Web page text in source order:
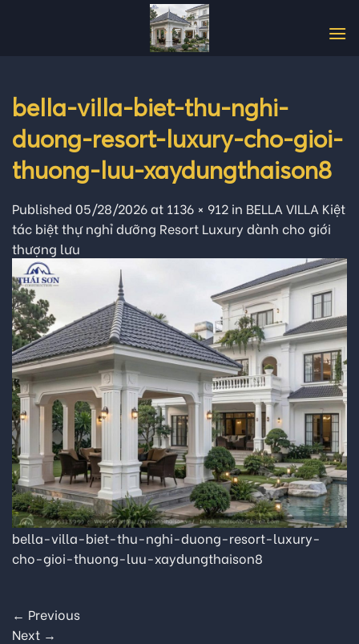
bella-villa-biet-thu-nghi-
duong-resort-luxury-cho-gioi-
thuong-luu-xaydungthaison8
Published 05/28/2026at 1136 × 912 in BELLA VILLA Kiệt
tác biệt thự nghỉ dưỡng Resort Luxury dành cho giới
thượng lưu
bella-villa-biet-thu-nghi-duong-resort-luxury-
cho-gioi-thuong-luu-xaydungthaison8
← Previous
Next →